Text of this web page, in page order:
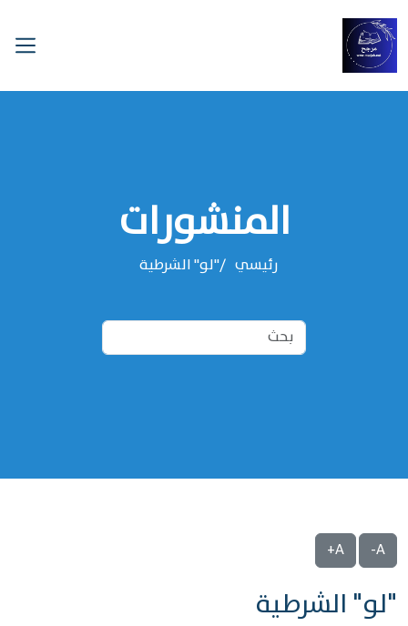
المنشورات
رئيسي "لو" الشرطية
A-
A+
"لو" الشرطية